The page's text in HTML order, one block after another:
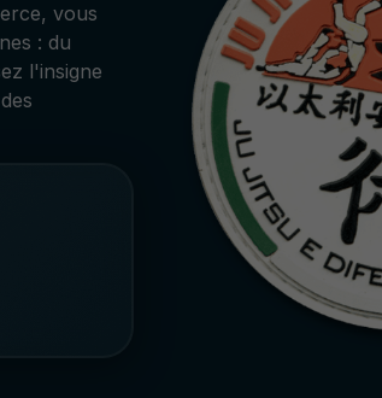
vous
: du
l'insigne